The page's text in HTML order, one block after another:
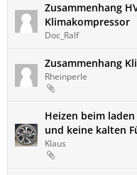
Zusammenhang
Klimakompressor
Doc_Ralf
Zusammenhang
Rheinperle
Heizen beim
und keine kalten
Klaus